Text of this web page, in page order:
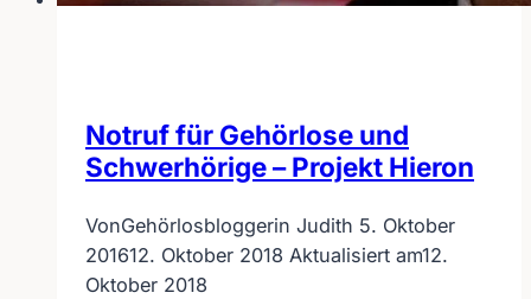
Notruf für Gehörlose und
Schwerhörige – Projekt Hieron
VonGehörlosbloggerin Judith 5. Oktober
201612. Oktober 2018 Aktualisiert am12.
Oktober 2018